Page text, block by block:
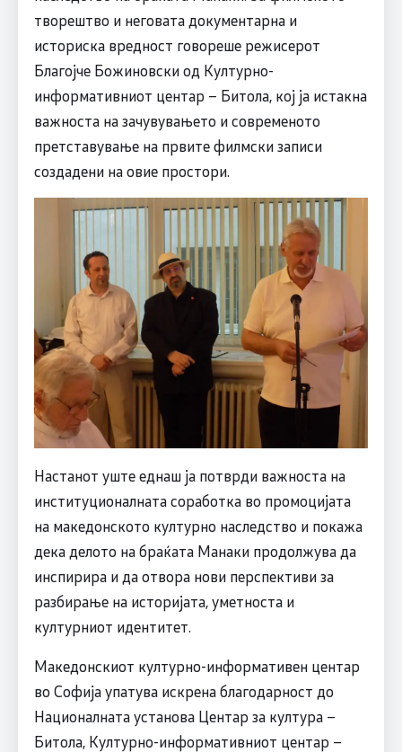
творештво и неговата документарна и
историска вредност говореше режисерот
Благојче Божиновски од Културно-
информативниот центар – Битола, кој ја истакна
важноста на зачувувањето и современото
претставување на првите филмски записи
создадени на овие простори.
Настанот уште еднаш ја потврди важноста на
институционалната соработка во промоцијата
на македонското културно наследство и покажа
дека делото на браќата Манаки продолжува да
инспирира и да отвора нови перспективи за
разбирање на историјата, уметноста и
културниот идентитет.
Македонскиот културно-информативен центар
во Софија упатува искрена благодарност до
Националната установа Центар за култура –
Битола, Културно-информативниот центар –